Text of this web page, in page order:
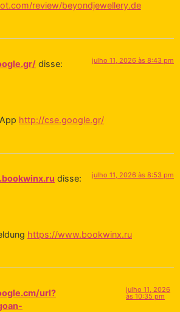
review/beyondjewellery.de
disse: julho 11, 2026 às 8:43 pm
http://cse.google.gr/
disse: julho 11, 2026 às 8:53 pm
https://www.bookwinx.ru
url?
julho 11, 2026
às 10:35 pm